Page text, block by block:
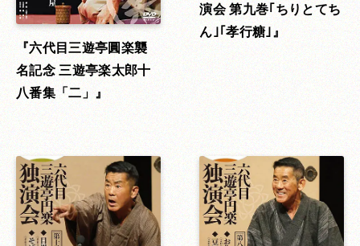
六代目三遊亭圓楽襲
名記念 三遊亭楽太郎十
八番集「二」
演会 第九巻｢ちりとてち
ん｣｢孝行糖｣